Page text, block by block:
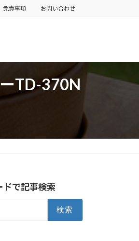
免責事項 お問い合わせ
TD-370N
ドで記事検索